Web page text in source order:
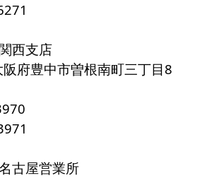
西支店
府豊中市曽根南町三丁目8
古屋営業所